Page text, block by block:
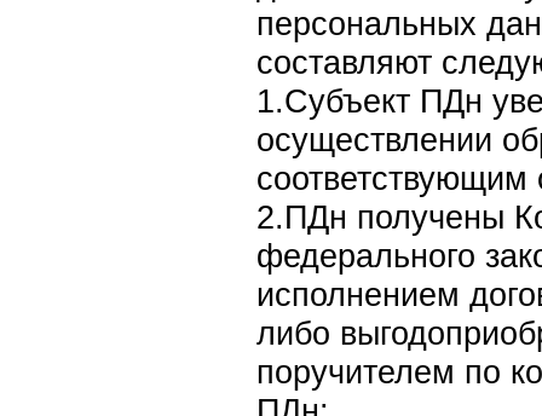
персональных
составляют
1.Субъект ПДн
осуществлении
соответствующим
2.ПДн получены
федерального
исполнением
либо
поручителем по